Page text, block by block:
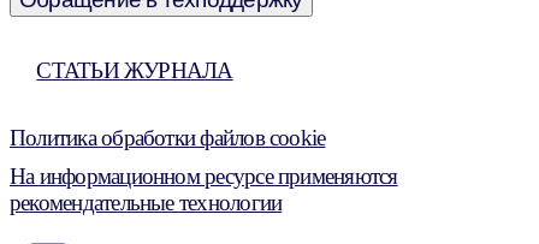
СТАТЬИ ЖУРНАЛА
Политика обработки файлов cookie
На информационном ресурсе применяются
рекомендательные технологии